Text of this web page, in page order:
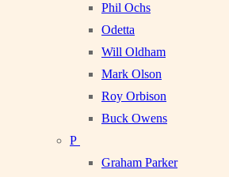
Phil Ochs
Odetta
Will Oldham
Mark Olson
Roy Orbison
Buck Owens
P
Graham Parker